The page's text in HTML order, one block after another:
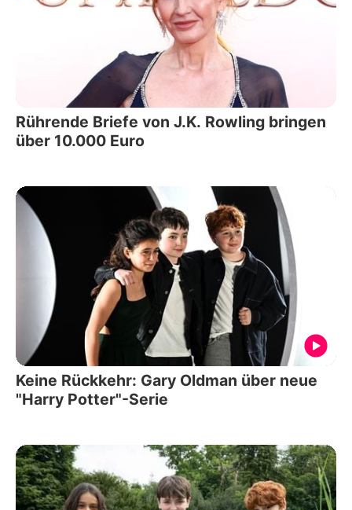
Rührende Briefe von J.K. Rowling bringen
über 10.000 Euro
Keine Rückkehr: Gary Oldman über neue
"Harry Potter"-Serie